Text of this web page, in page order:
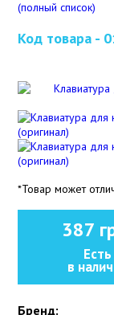
(полный список)
Код товара -
*Товар может
387
Есть
в
Бренд: